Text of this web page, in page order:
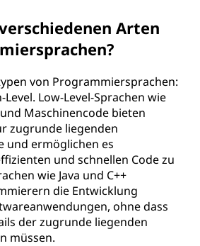
Arten
von Programmiersprachen:
Low-Level-Sprachen wie
Maschinencode bieten
zugrunde liegenden
und ermöglichen es
und schnellen Code zu
wie Java und C++
die Entwicklung
ohne dass
der zugrunde liegenden
müssen.